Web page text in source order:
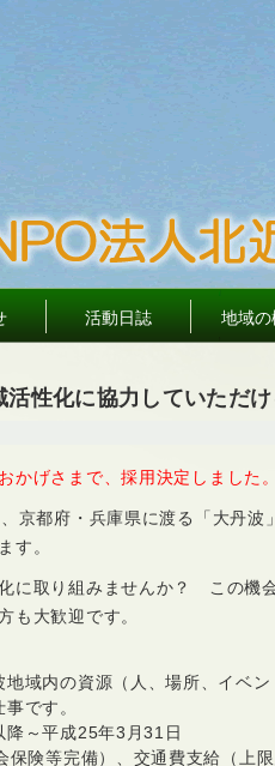
活動日誌 地域の
活性化に協力していただ
かげさまで、採用決定しました
京都府・兵庫県に渡る「大丹波
す。
に取り組みませんか？ この機
も大歓迎です。
域内の資源（人、場所、イベ
です。
降～平成25年3月31日
保険等完備）、交通費支給（上